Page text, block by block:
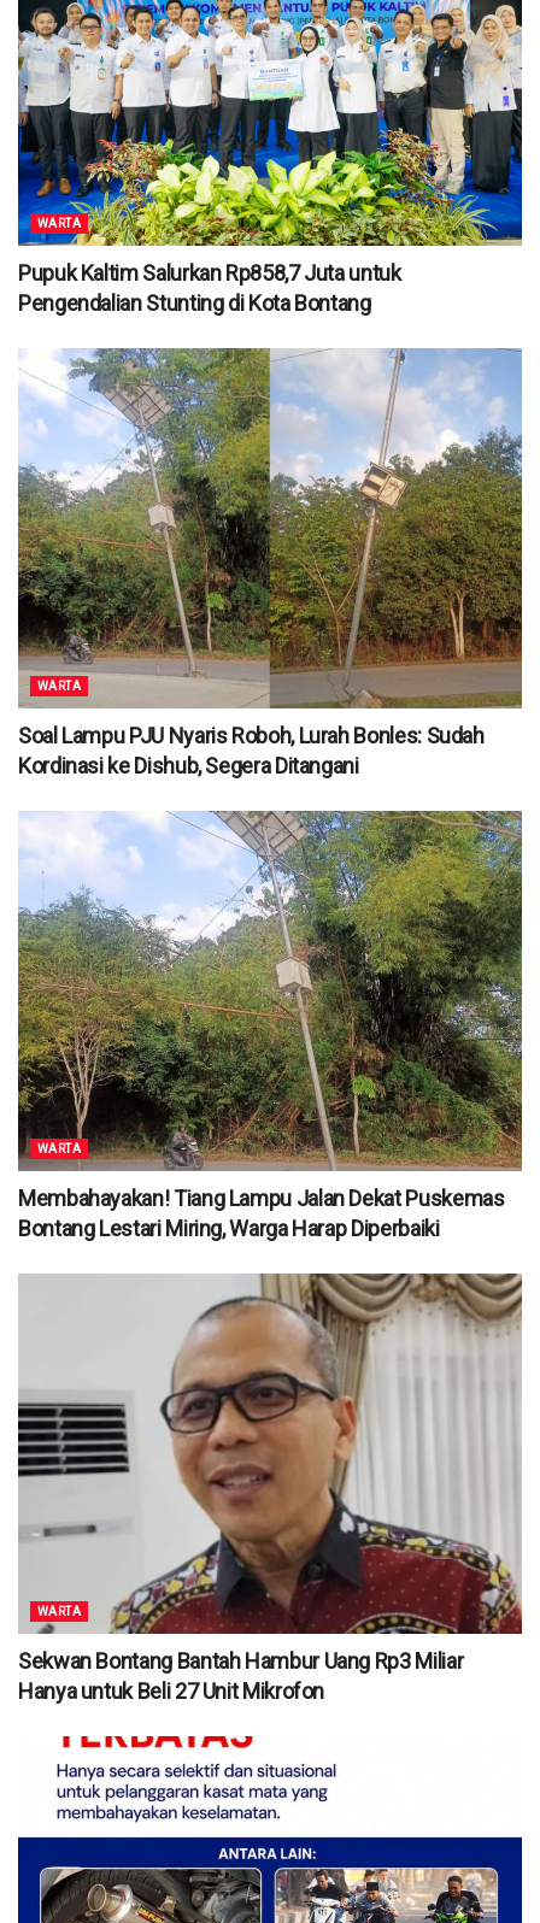
WARTA
Pupuk Kaltim Salurkan Rp858,7 Juta untuk
Pengendalian Stunting di Kota Bontang
WARTA
Soal Lampu PJU Nyaris Roboh, Lurah Bonles: Sudah
Kordinasi ke Dishub, Segera Ditangani
WARTA
Membahayakan! Tiang Lampu Jalan Dekat Puskemas
Bontang Lestari Miring, Warga Harap Diperbaiki
WARTA
Sekwan Bontang Bantah Hambur Uang Rp3 Miliar
Hanya untuk Beli 27 Unit Mikrofon